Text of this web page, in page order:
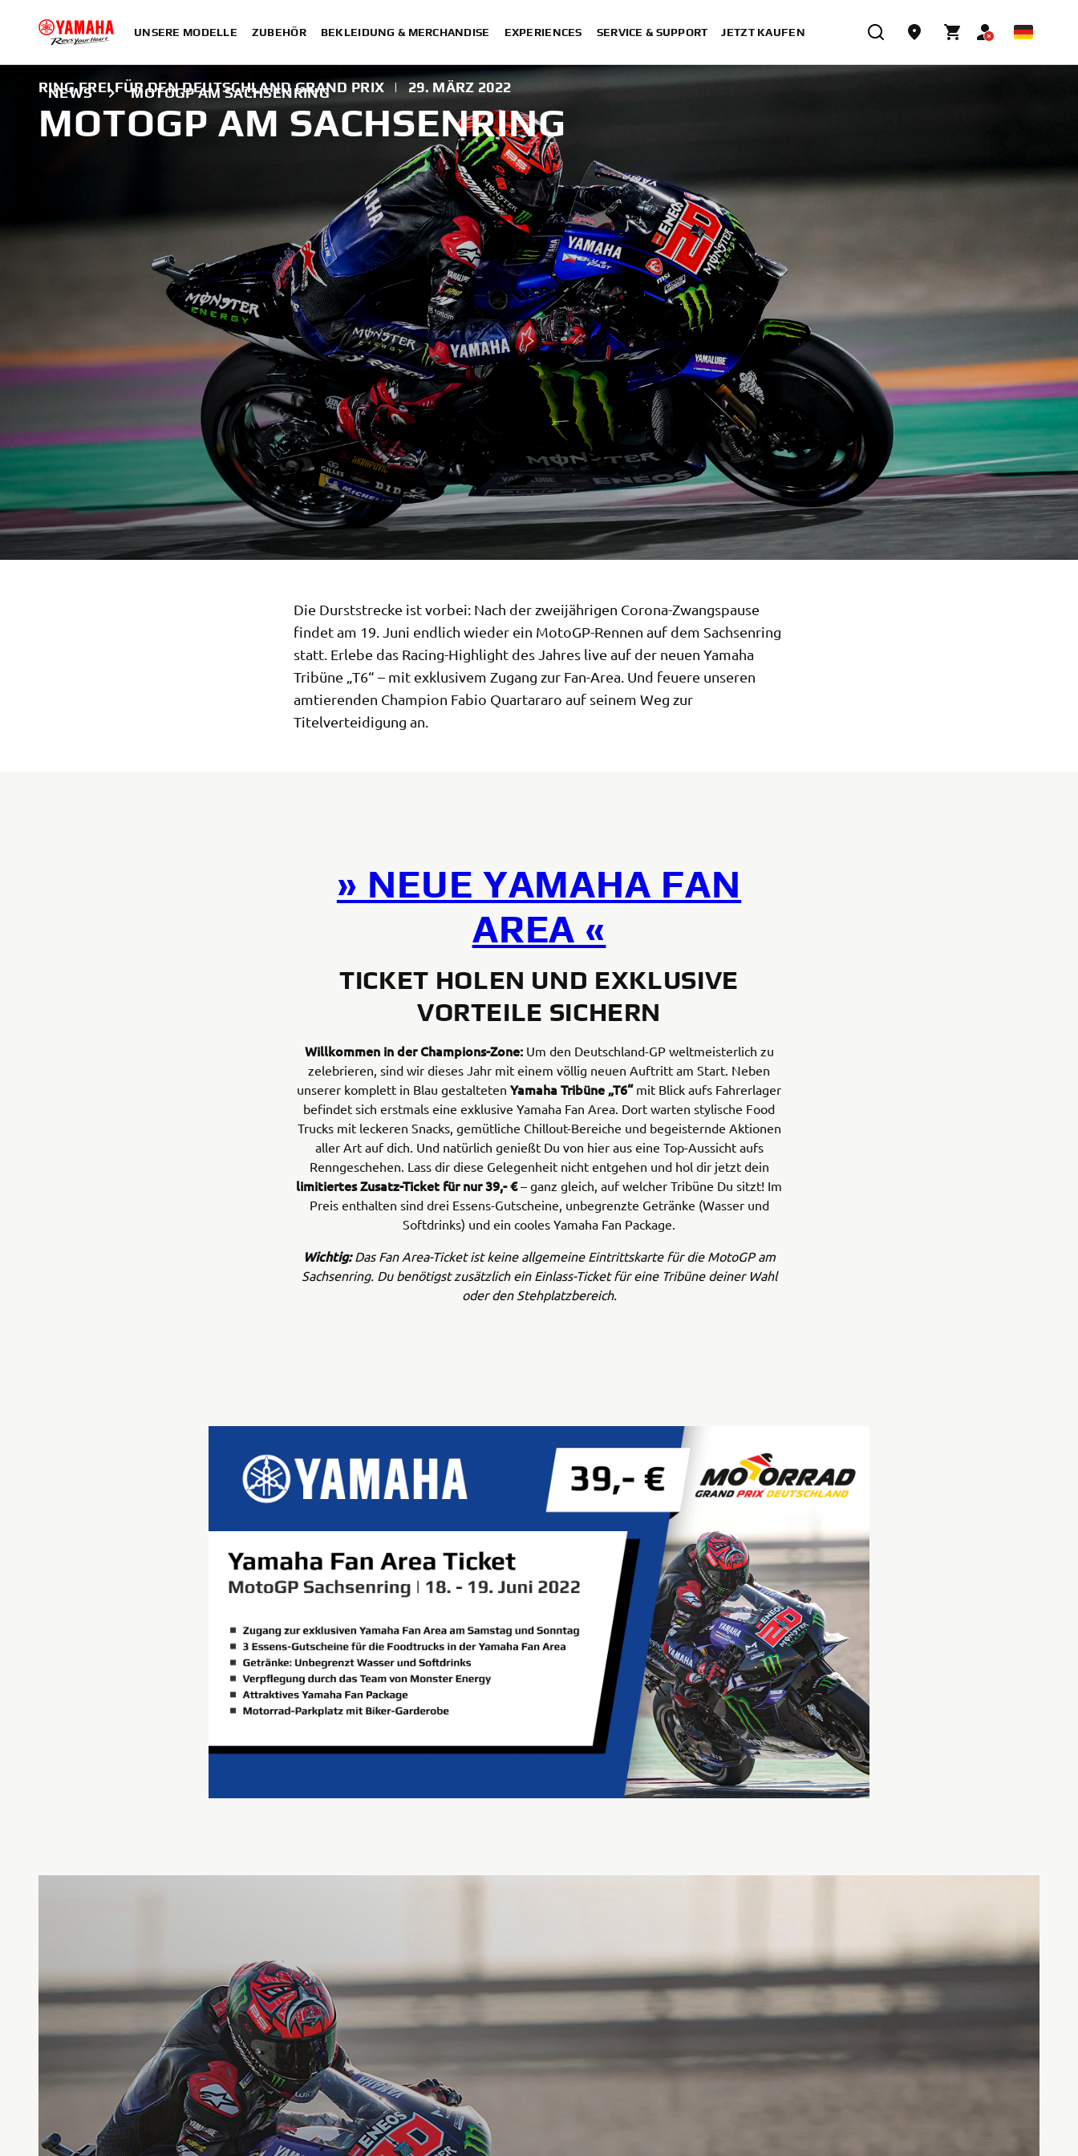
UNSERE MODELLE ZUBEHÖR BEKLEIDUNG & MERCHANDISE EXPERIENCES SERVICE & SUPPORT JETZT KAUFEN
NEWS MOTOGP AM SACHSENRING
RING FREI FÜR DEN DEUTSCHLAND GRAND PRIX | 29. MÄRZ 2022
MOTOGP AM SACHSENRING
Die Durststrecke ist vorbei: Nach der zweijährigen Corona-Zwangspause
findet am 19. Juni endlich wieder ein MotoGP-Rennen auf dem Sachsenring
statt. Erlebe das Racing-Highlight des Jahres live auf der neuen Yamaha
Tribüne „T6“ – mit exklusivem Zugang zur Fan-Area. Und feuere unseren
amtierenden Champion Fabio Quartararo auf seinem Weg zur
Titelverteidigung an.
» NEUE YAMAHA FAN
AREA «
TICKET HOLEN UND EXKLUSIVE
VORTEILE SICHERN
Willkommen in der Champions-Zone:Um den Deutschland-GP weltmeisterlich zu
zelebrieren, sind wir dieses Jahr mit einem völlig neuen Auftritt am Start. Neben
unserer komplett in Blau gestalteten Yamaha Tribüne „T6“ mit Blick aufs Fahrerlager
befindet sich erstmals eine exklusive Yamaha Fan Area. Dort warten stylische Food
Trucks mit leckeren Snacks, gemütliche Chillout-Bereiche und begeisternde Aktionen
aller Art auf dich. Und natürlich genießt Du von hier aus eine Top-Aussicht aufs
Renngeschehen. Lass dir diese Gelegenheit nicht entgehen und hol dir jetzt dein
limitiertes Zusatz-Ticket für nur 39,- €– ganz gleich, auf welcher Tribüne Du sitzt! Im
Preis enthalten sind drei Essens-Gutscheine, unbegrenzte Getränke (Wasser und
Softdrinks) und ein cooles Yamaha Fan Package.
Wichtig:Das Fan Area-Ticket ist keine allgemeine Eintrittskarte für die MotoGP am
Sachsenring. Du benötigst zusätzlich ein Einlass-Ticket für eine Tribüne deiner Wahl
oder den Stehplatzbereich.